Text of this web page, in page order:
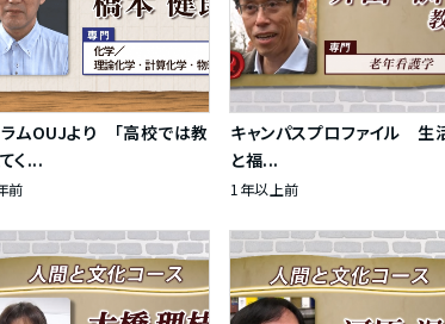
ムOUJより 「高校では教
く...
前
キャンパスプロファイル 生
と福...
1年以上前